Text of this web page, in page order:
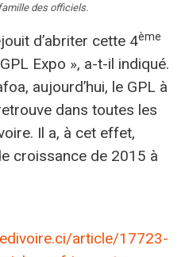
des officiels.
d’abriter cette 4ème
Expo », a-t-il indiqué.
aujourd’hui, le GPL à
dans toutes les
Il a, à cet effet,
croissance de 2015 à
article/17723-